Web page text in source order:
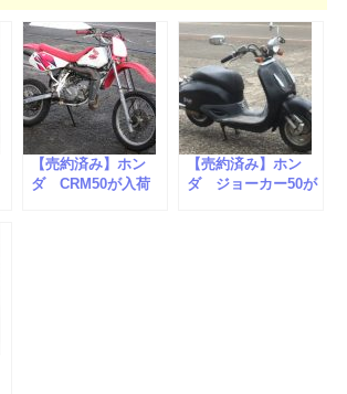
【売約済み】ホン
ダ CRM50が入荷
【売約済み】ホン
ダ ジョーカー50が